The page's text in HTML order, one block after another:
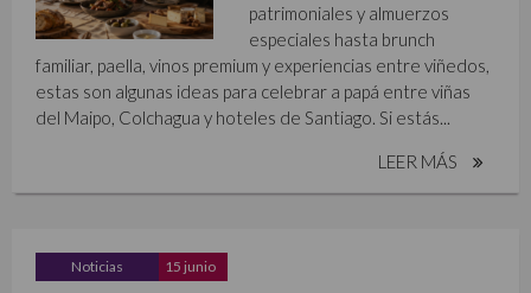
patrimoniales y almuerzos
especiales hasta brunch
familiar, paella, vinos premium y experiencias entre viñedos,
estas son algunas ideas para celebrar a papá entre viñas
del Maipo, Colchagua y hoteles de Santiago. Si estás...
LEER MÁS
Noticias 15 junio